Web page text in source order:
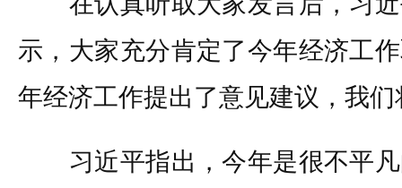
示，大家充分肯定了今年经济工
年经济工作提出了意见建议，我
习近平指出，今年是很不平凡